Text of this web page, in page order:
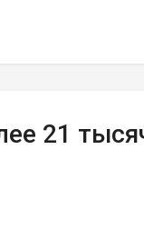
21